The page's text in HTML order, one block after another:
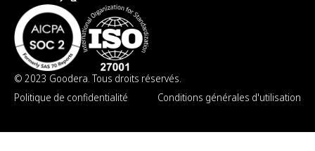
© 2023 Goodera. Tous droits réservés.
Politique de confidentialité
Conditions générales d'utilisation